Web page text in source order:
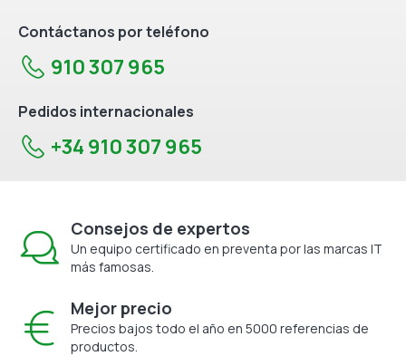
Contáctanos por teléfono
910 307 965
Pedidos internacionales
+34 910 307 965
Consejos de expertos
Un equipo certificado en preventa por las marcas IT
más famosas.
Mejor precio
Precios bajos todo el año en 5000 referencias de
productos.